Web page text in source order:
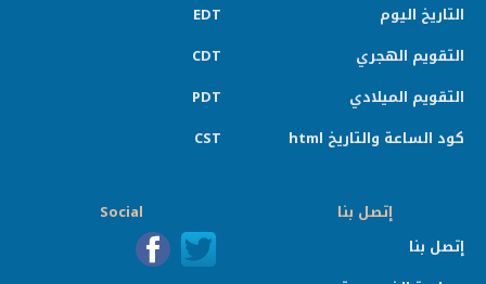
التاريخ اليوم
التقويم الهجري
التقويم الميلادي
كود الساعة والتاريخ html
EDT
CDT
PDT
CST
إتصل بنا
إتصل بنا
Social